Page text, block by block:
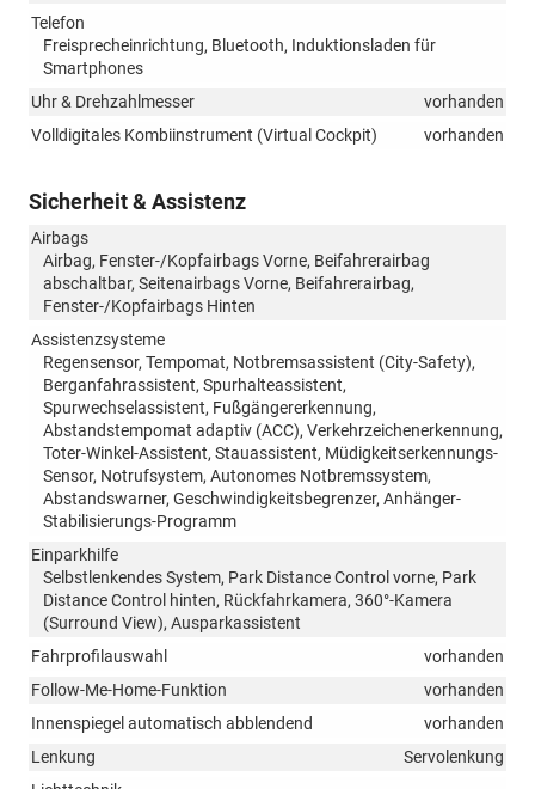
Telefon
Freisprecheinrichtung, Bluetooth, Induktionsladen für
Smartphones
Uhr & Drehzahlmesser
vorhanden
Volldigitales Kombiinstrument (Virtual Cockpit)
vorhanden
Sicherheit & Assistenz
Airbags
Airbag, Fenster-/Kopfairbags Vorne, Beifahrerairbag
abschaltbar, Seitenairbags Vorne, Beifahrerairbag,
Fenster-/Kopfairbags Hinten
Assistenzsysteme
Regensensor, Tempomat, Notbremsassistent (City-Safety),
Berganfahrassistent, Spurhalteassistent,
Spurwechselassistent, Fußgängererkennung,
Abstandstempomat adaptiv (ACC), Verkehrzeichenerkennung,
Toter-Winkel-Assistent, Stauassistent, Müdigkeitserkennungs-
Sensor, Notrufsystem, Autonomes Notbremssystem,
Abstandswarner, Geschwindigkeitsbegrenzer, Anhänger-
Stabilisierungs-Programm
Einparkhilfe
Selbstlenkendes System, Park Distance Control vorne, Park
Distance Control hinten, Rückfahrkamera, 360°-Kamera
(Surround View), Ausparkassistent
Fahrprofilauswahl
vorhanden
Follow-Me-Home-Funktion
vorhanden
Innenspiegel automatisch abblendend
vorhanden
Lenkung
Servolenkung